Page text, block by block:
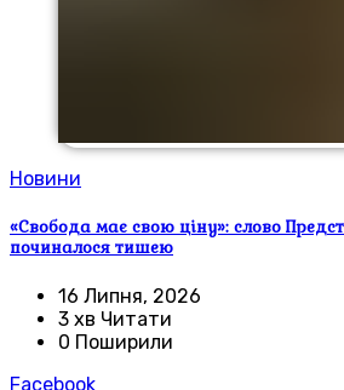
Новини
«Свобода має свою ціну»: слово
починалося тишею
16 Липня, 2026
3 хв Читати
0 Поширили
Facebook